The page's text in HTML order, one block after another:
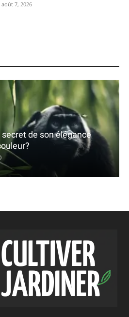
août 7, 2026
de son élégance